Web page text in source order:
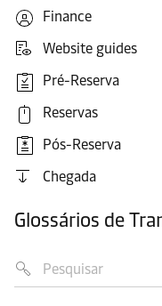
Finance
Website guides
Pré-Reserva
Reservas
Pós-Reserva
Chegada
Glossários de